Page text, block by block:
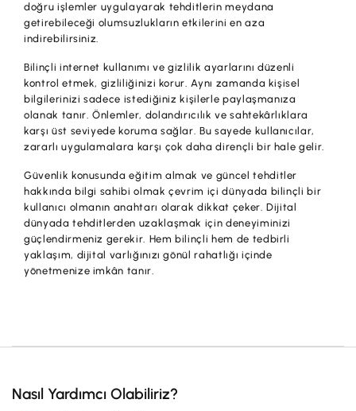
doğru işlemler uygulayarak tehditlerin meydana
getirebileceği olumsuzlukların etkilerini en aza
indirebilirsiniz.
Bilinçli internet kullanımı ve gizlilik ayarlarını düzenli
kontrol etmek, gizliliğinizi korur. Aynı zamanda kişisel
bilgilerinizi sadece istediğiniz kişilerle paylaşmanıza
olanak tanır. Önlemler, dolandırıcılık ve sahtekârlıklara
karşı üst seviyede koruma sağlar. Bu sayede kullanıcılar,
zararlı uygulamalara karşı çok daha dirençli bir hale gelir.
Güvenlik konusunda eğitim almak ve güncel tehditler
hakkında bilgi sahibi olmak çevrim içi dünyada bilinçli bir
kullanıcı olmanın anahtarı olarak dikkat çeker. Dijital
dünyada tehditlerden uzaklaşmak için deneyiminizi
güçlendirmeniz gerekir. Hem bilinçli hem de tedbirli
yaklaşım, dijital varlığınızı gönül rahatlığı içinde
yönetmenize imkân tanır.
Nasıl Yardımcı Olabiliriz?